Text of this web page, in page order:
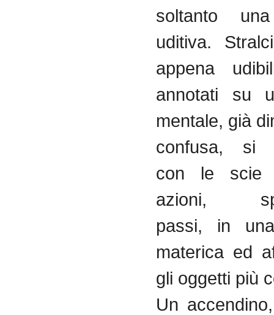
soltanto
uditiva.
appena
annotati su
mentale, già
confusa, si
con le scie
azioni,
passi, in
materica ed
gli oggetti più
Un